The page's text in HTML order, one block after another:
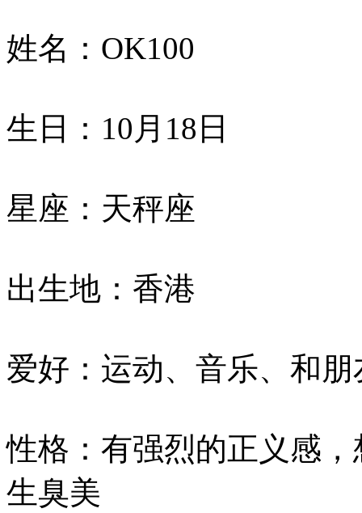
姓名：OK100
生日：10月18日
星座：天秤座
出生地：香港
爱好：运动、音乐、和朋
性格：有强烈的正义感
生臭美